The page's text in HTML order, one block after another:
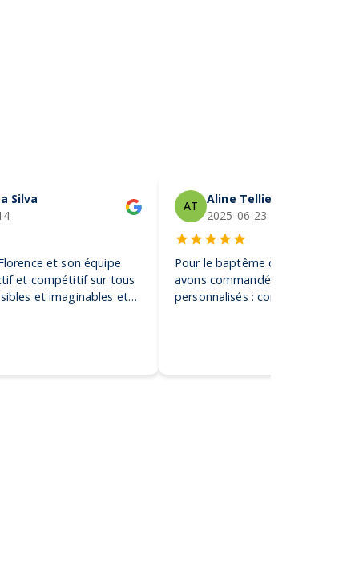
Silva
et son équipe
et compétitif sur tous
et imaginables et
AT
Aline Tellier
2025-06-23
Pour le baptême de notre fils,
avons commandé des gobelets
personnalisés : conseil, rapidité,